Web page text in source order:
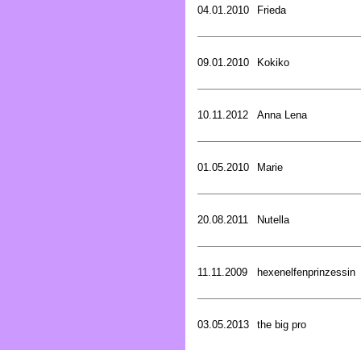
04.01.2010 Frieda
09.01.2010 Kokiko
10.11.2012 Anna Lena
01.05.2010 Marie
20.08.2011 Nutella
11.11.2009 hexenelfenprinzessin
03.05.2013 the big pro